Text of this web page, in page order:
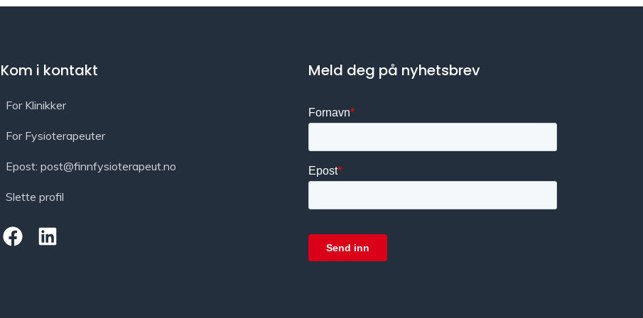
Kom i kontakt
For Klinikker
For Fysioterapeuter
Epost: post@finnfysioterapeut.no
Slette profil
Meld deg på nyhetsbrev